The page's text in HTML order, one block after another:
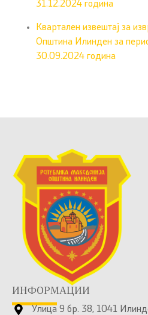
31.12.2024 година
Квартален извештај за
Општина Илинден за
30.09.2024 година
ИНФОРМАЦИИ
Улица 9 бр. 38, 1041